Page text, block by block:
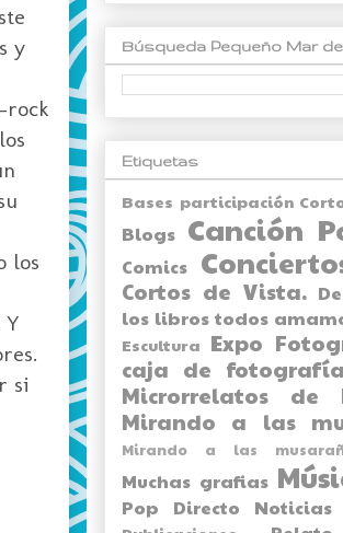
y
rock
los
Y
si
Búsqueda Pequeño Mar
Etiquetas
Bases participación
Blogs Canción
Comics
Cortos de Vista.
los libros todos
Escultura Expo
caja de
Microrrelatos de
Mirando a las
Mirando a las
Muchas grafias
Pop Directo Noticias